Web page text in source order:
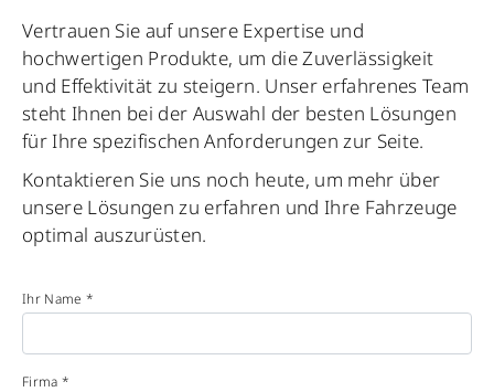
Vertrauen Sie auf unsere Expertise und
hochwertigen Produkte, um die Zuverlässigkeit
und Effektivität zu steigern. Unser erfahrenes Team
steht Ihnen bei der Auswahl der besten Lösungen
für Ihre spezifischen Anforderungen zur Seite.
Kontaktieren Sie uns noch heute, um mehr über
unsere Lösungen zu erfahren und Ihre Fahrzeuge
optimal auszurüsten.
Ihr Name *
Firma *